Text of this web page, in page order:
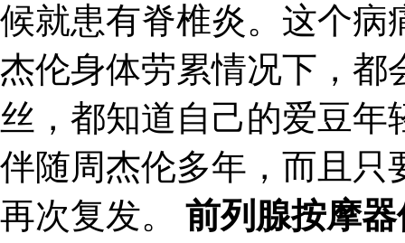
候就患有脊椎炎。这个病
杰伦身体劳累情况下，都
丝，都知道自己的爱豆
伴随周杰伦多年，而且只
再次复发。 前列腺按摩